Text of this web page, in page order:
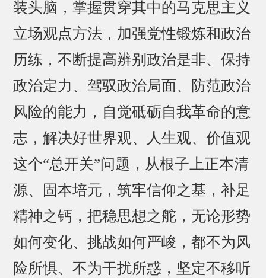
装头脑，掌握贯穿其中的马克思主义
立场观点方法，加强党性锻炼和政治
历练，不断提高辨别政治是非、保持
政治定力、驾驭政治局面、防范政治
风险的能力，自觉砥砺自我革命的意
志，解决好世界观、人生观、价值观
这个“总开关”问题，从根子上正本清
源、固本培元，筑牢信仰之基，补足
精神之钙，把稳思想之舵，无论形势
如何变化、挑战如何严峻，都不为风
险所惧、不为干扰所惑，坚定不移听